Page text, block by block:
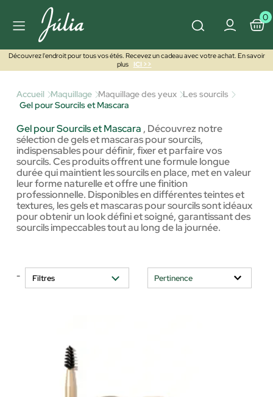
0
Découvrez l'endroit pour tous vos étés. Recevez un cadeau avec votre achat. En savoir
plus
ICI >>
Accueil Maquillage Maquillage des yeux Les sourcils
Gel pour Sourcils et Mascara
Gel pour Sourcils et Mascara , Découvrez notre
sélection de gels et mascaras pour sourcils,
indispensables pour définir, fixer et parfaire vos
sourcils. Ces produits offrent une formule longue
durée qui maintient les sourcils en place, met en valeur
leur forme naturelle et offre une finition
professionnelle. Disponibles en différentes teintes et
textures, les gels et mascaras pour sourcils sont idéaux
pour obtenir un look défini et soigné, garantissant des
sourcils impeccables tout au long de la journée.
- Filtres